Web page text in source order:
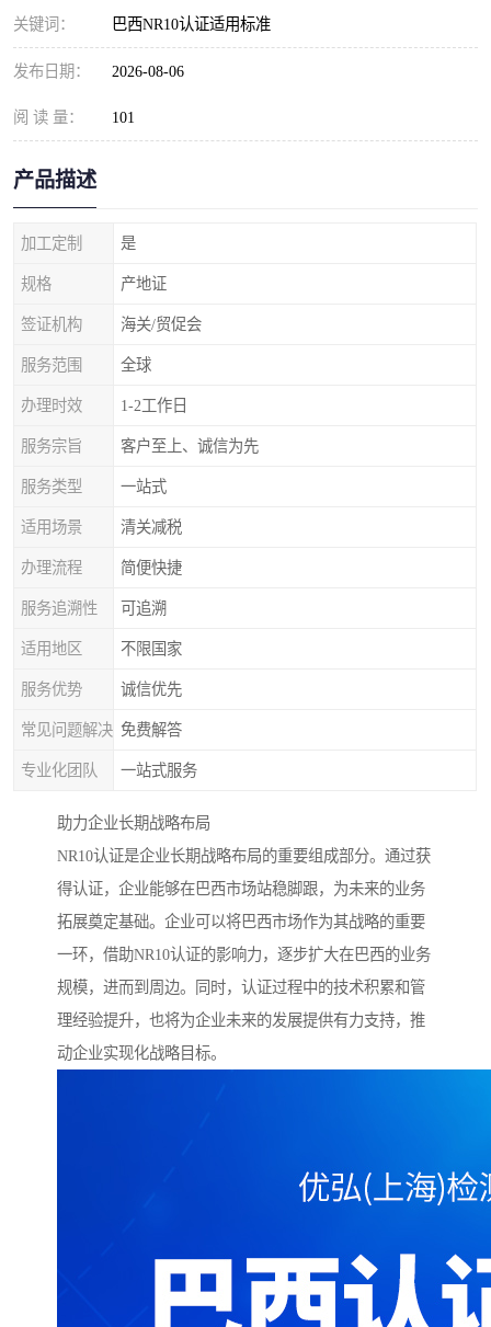
关键词： 巴西NR10认证适用标准
发布日期： 2026-08-06
阅 读 量： 101
产品描述
加工定制 是
规格 产地证
签证机构 海关/贸促会
服务范围 全球
办理时效 1-2工作日
服务宗旨 客户至上、诚信为先
服务类型 一站式
适用场景 清关减税
办理流程 简便快捷
服务追溯性 可追溯
适用地区 不限国家
服务优势 诚信优先
常见问题解决 免费解答
专业化团队 一站式服务
助力企业长期战略布局
NR10认证是企业长期战略布局的重要组成部分。通过获
得认证，企业能够在巴西市场站稳脚跟，为未来的业务
拓展奠定基础。企业可以将巴西市场作为其战略的重要
一环，借助NR10认证的影响力，逐步扩大在巴西的业务
规模，进而到周边。同时，认证过程中的技术积累和管
理经验提升，也将为企业未来的发展提供有力支持，推
动企业实现化战略目标。